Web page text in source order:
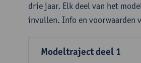
drie jaar. Elk deel van het
invullen. Info en voorwaarden
Modeltraject deel 1